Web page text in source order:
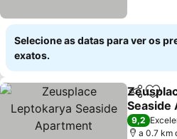
Selecione as datas para ver os
exatos.
Partilhar
Seaside
Ver
9,2
a 0.7 km